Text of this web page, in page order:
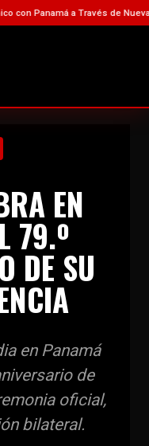
a Través de Nuevas Becas
EN
79.º
DE SU
en Panamá
de
oficial,
bilateral.